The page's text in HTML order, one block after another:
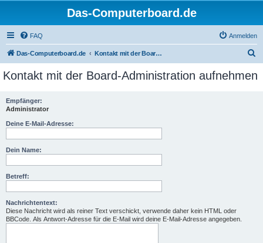
Das-Computerboard.de
FAQ Anmelden
Das-Computerboard.de Kontakt mit der Board-Administration aufnehmen
c
Kontakt mit der Board-Administration aufnehmen
Empfänger:
Administrator
Deine E-Mail-Adresse:
Dein Name:
Betreff:
Nachrichtentext:
Diese Nachricht wird als reiner Text verschickt, verwende daher kein HTML oder
BBCode. Als Antwort-Adresse für die E-Mail wird deine E-Mail-Adresse angegeben.